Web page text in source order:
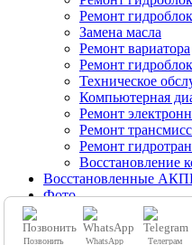
Ремонт
Замена масла
Ремонт вариатора
Ремонт
Техническое
Компьютерная
Ремонт
Ремонт
Ремонт
Восстановление
Восстановленные
Фото
Отзывы
Позвонить WhatsApp Телеграм